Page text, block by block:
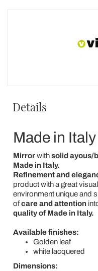
Details
Made in
Mirrorwithsolid ayous/
Made in Italy.
Refinement and
product with a great
environment unique and
ofcare and attention
quality of Made in Italy.
Available finishes:
Golden leaf
white lacquered
Dimensions: